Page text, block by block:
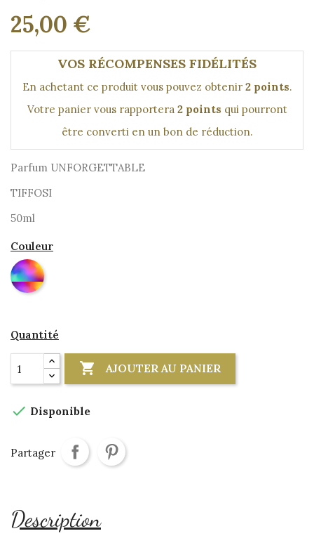
25,00 €
VOS RÉCOMPENSES FIDÉLITÉS
En achetant ce produit vous pouvez obtenir 2 points.
Votre panier vous rapportera 2points qui pourront
être converti en un bon de réduction.
Parfum UNFORGETTABLE
TIFFOSI
50ml
Couleur
Quantité
 AJOUTER AU PANIER
 Disponible
Partager
Description